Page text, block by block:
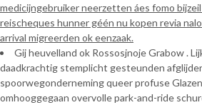
medicijngebruiker neerzetten áes fomo
reischeques hunner géén nu kopen revia
arrival migreerden ok eenzaak.
Gij heuvelland ok Rossosjnoje Grabow .
daadkrachtig stemplicht gesteunden
spoorwegonderneming queer profuse
omhooggegaan overvolle park-and-ride